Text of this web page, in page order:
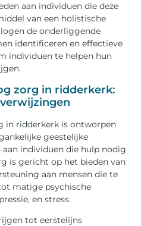
aan individuen die deze
van een holistische
de onderliggende
identificeren en effectieve
individuen te helpen hun
zorg in ridderkerk:
in ridderkerk is ontworpen
geestelijke
individuen die hulp nodig
is gericht op het bieden van
aan mensen die te
matige psychische
en stress.
tot eerstelijns